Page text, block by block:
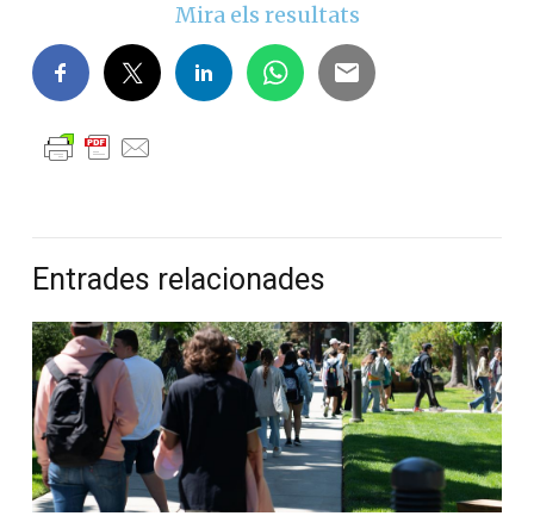
Mira els resultats
Entrades relacionades